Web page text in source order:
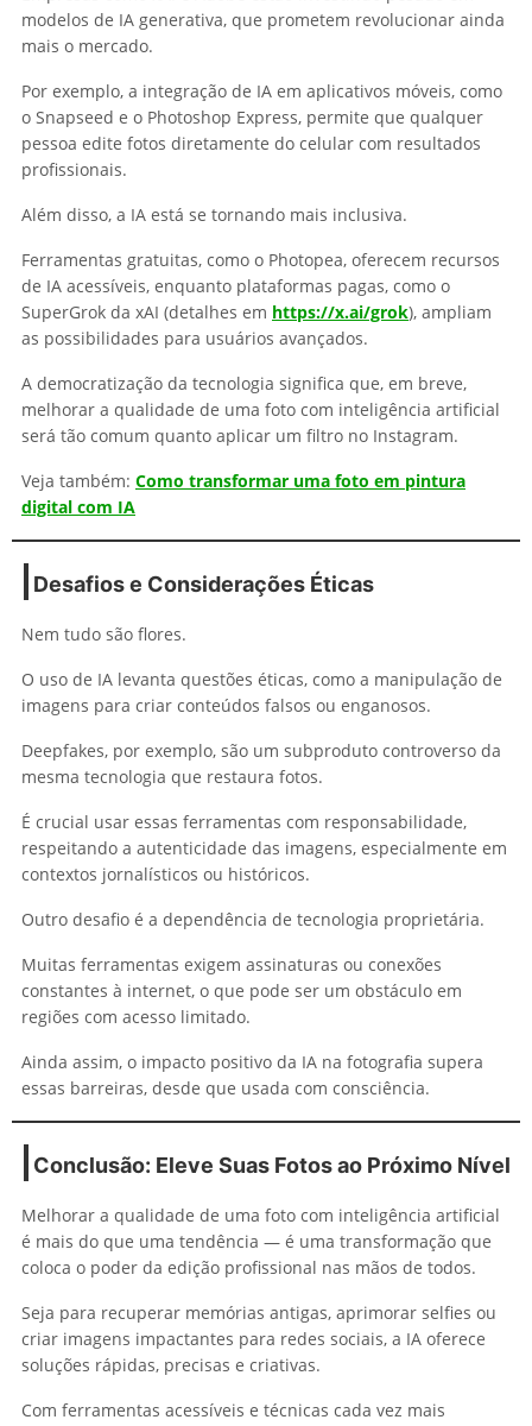
modelos de IA generativa, que prometem revolucionar ainda
mais o mercado.
Por exemplo, a integração de IA em aplicativos móveis, como
o Snapseed e o Photoshop Express, permite que qualquer
pessoa edite fotos diretamente do celular com resultados
profissionais.
Além disso, a IA está se tornando mais inclusiva.
Ferramentas gratuitas, como o Photopea, oferecem recursos
de IA acessíveis, enquanto plataformas pagas, como o
SuperGrok da xAI (detalhes em https://x.ai/grok), ampliam
as possibilidades para usuários avançados.
A democratização da tecnologia significa que, em breve,
melhorar a qualidade de uma foto com inteligência artificial
será tão comum quanto aplicar um filtro no Instagram.
Veja também: Como transformar uma foto em pintura
digital com IA
Desafios e Considerações Éticas
Nem tudo são flores.
O uso de IA levanta questões éticas, como a manipulação de
imagens para criar conteúdos falsos ou enganosos.
Deepfakes, por exemplo, são um subproduto controverso da
mesma tecnologia que restaura fotos.
É crucial usar essas ferramentas com responsabilidade,
respeitando a autenticidade das imagens, especialmente em
contextos jornalísticos ou históricos.
Outro desafio é a dependência de tecnologia proprietária.
Muitas ferramentas exigem assinaturas ou conexões
constantes à internet, o que pode ser um obstáculo em
regiões com acesso limitado.
Ainda assim, o impacto positivo da IA na fotografia supera
essas barreiras, desde que usada com consciência.
Conclusão: Eleve Suas Fotos ao Próximo Nível
Melhorar a qualidade de uma foto com inteligência artificial
é mais do que uma tendência — é uma transformação que
coloca o poder da edição profissional nas mãos de todos.
Seja para recuperar memórias antigas, aprimorar selfies ou
criar imagens impactantes para redes sociais, a IA oferece
soluções rápidas, precisas e criativas.
Com ferramentas acessíveis e técnicas cada vez mais